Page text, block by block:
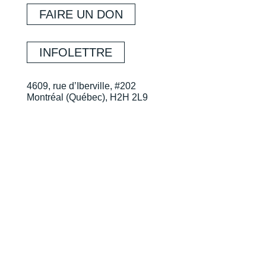
FAIRE UN DON
INFOLETTRE
4609, rue d’Iberville, #202
Montréal (Québec), H2H 2L9